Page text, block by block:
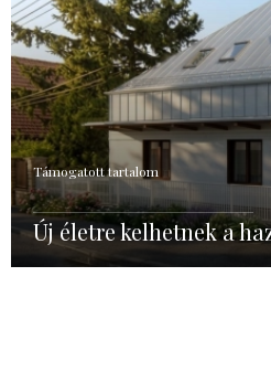
Támogatott tartalom
Új életre kelhetnek a